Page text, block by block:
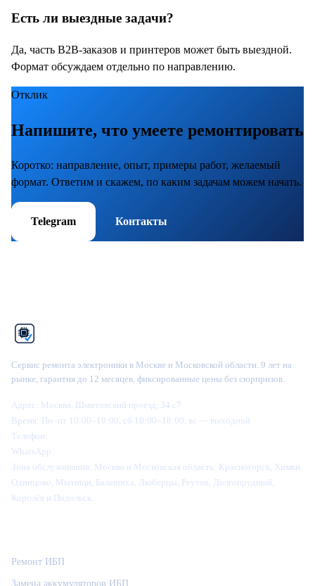
Есть ли выездные задачи?
Да, часть B2B-заказов и принтеров может быть выездной.
Формат обсуждаем отдельно по направлению.
Отклик
Напишите, что умеете ремонтировать
Коротко: направление, опыт, примеры работ, желаемый
формат. Ответим и скажем, по каким задачам можем начать.
Telegram Контакты
Сервис ремонта электроники в Москве и Московской области. 9 лет на
рынке, гарантия до 12 месяцев, фиксированные цены без сюрпризов.
Адрес: Москва, Шмитовский проезд, 34 с7
Время: Пн–пт 10:00–19:00, сб 10:00–18:00, вс — выходной
Телефон:
WhatsApp:
Зона обслуживания: Москва и Московская область: Красногорск, Химки,
Одинцово, Мытищи, Балашиха, Люберцы, Реутов, Долгопрудный,
Королёв и Подольск.
Ремонт ИБП
Замена аккумуляторов ИБП